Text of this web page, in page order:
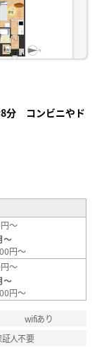
8分 コンビニやド
～
～
円～
～
～
円～
wifiあり
人不要